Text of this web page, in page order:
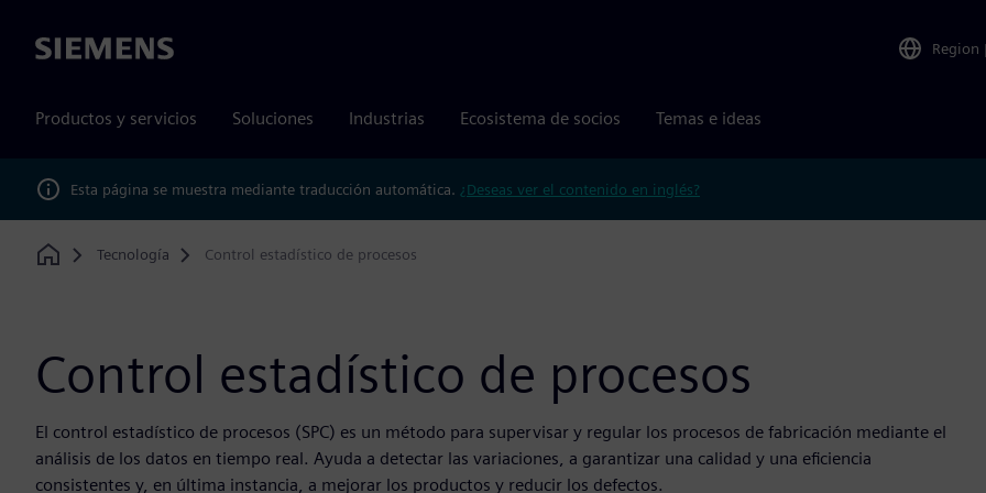
Siemens Region |
Productos y servicios Soluciones Industrias Ecosistema de socios Temas e ideas
Esta página se muestra mediante traducción automática. ¿Deseas ver el contenido en inglés?
Home
Tecnología Control estadístico de procesos
Control estadístico de procesos
El control estadístico de procesos (SPC) es un método para supervisar y regular los procesos de fabricación mediante el
análisis de los datos en tiempo real. Ayuda a detectar las variaciones, a garantizar una calidad y una eficiencia
consistentes y, en última instancia, a mejorar los productos y reducir los defectos.